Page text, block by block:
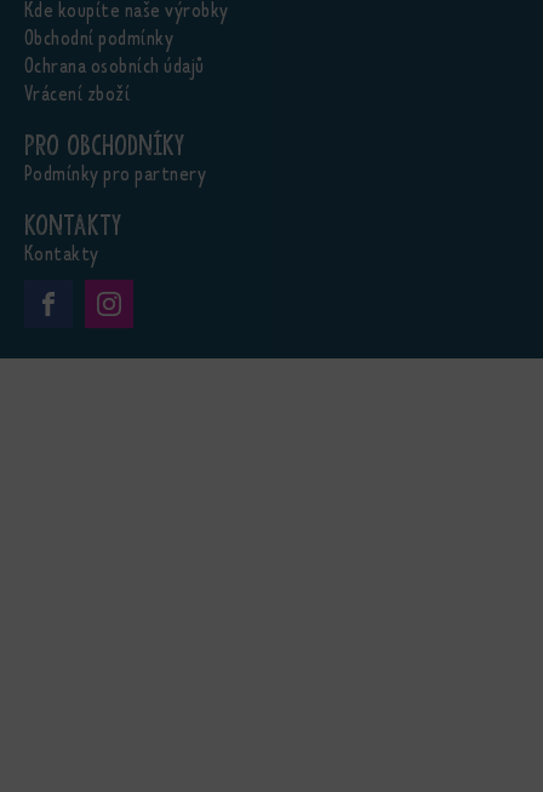
Kde koupíte naše výrobky
Obchodní podmínky
Ochrana osobních údajů
Vrácení zboží
Pro obchodníky
Podmínky pro partnery
Kontakty
Kontakty